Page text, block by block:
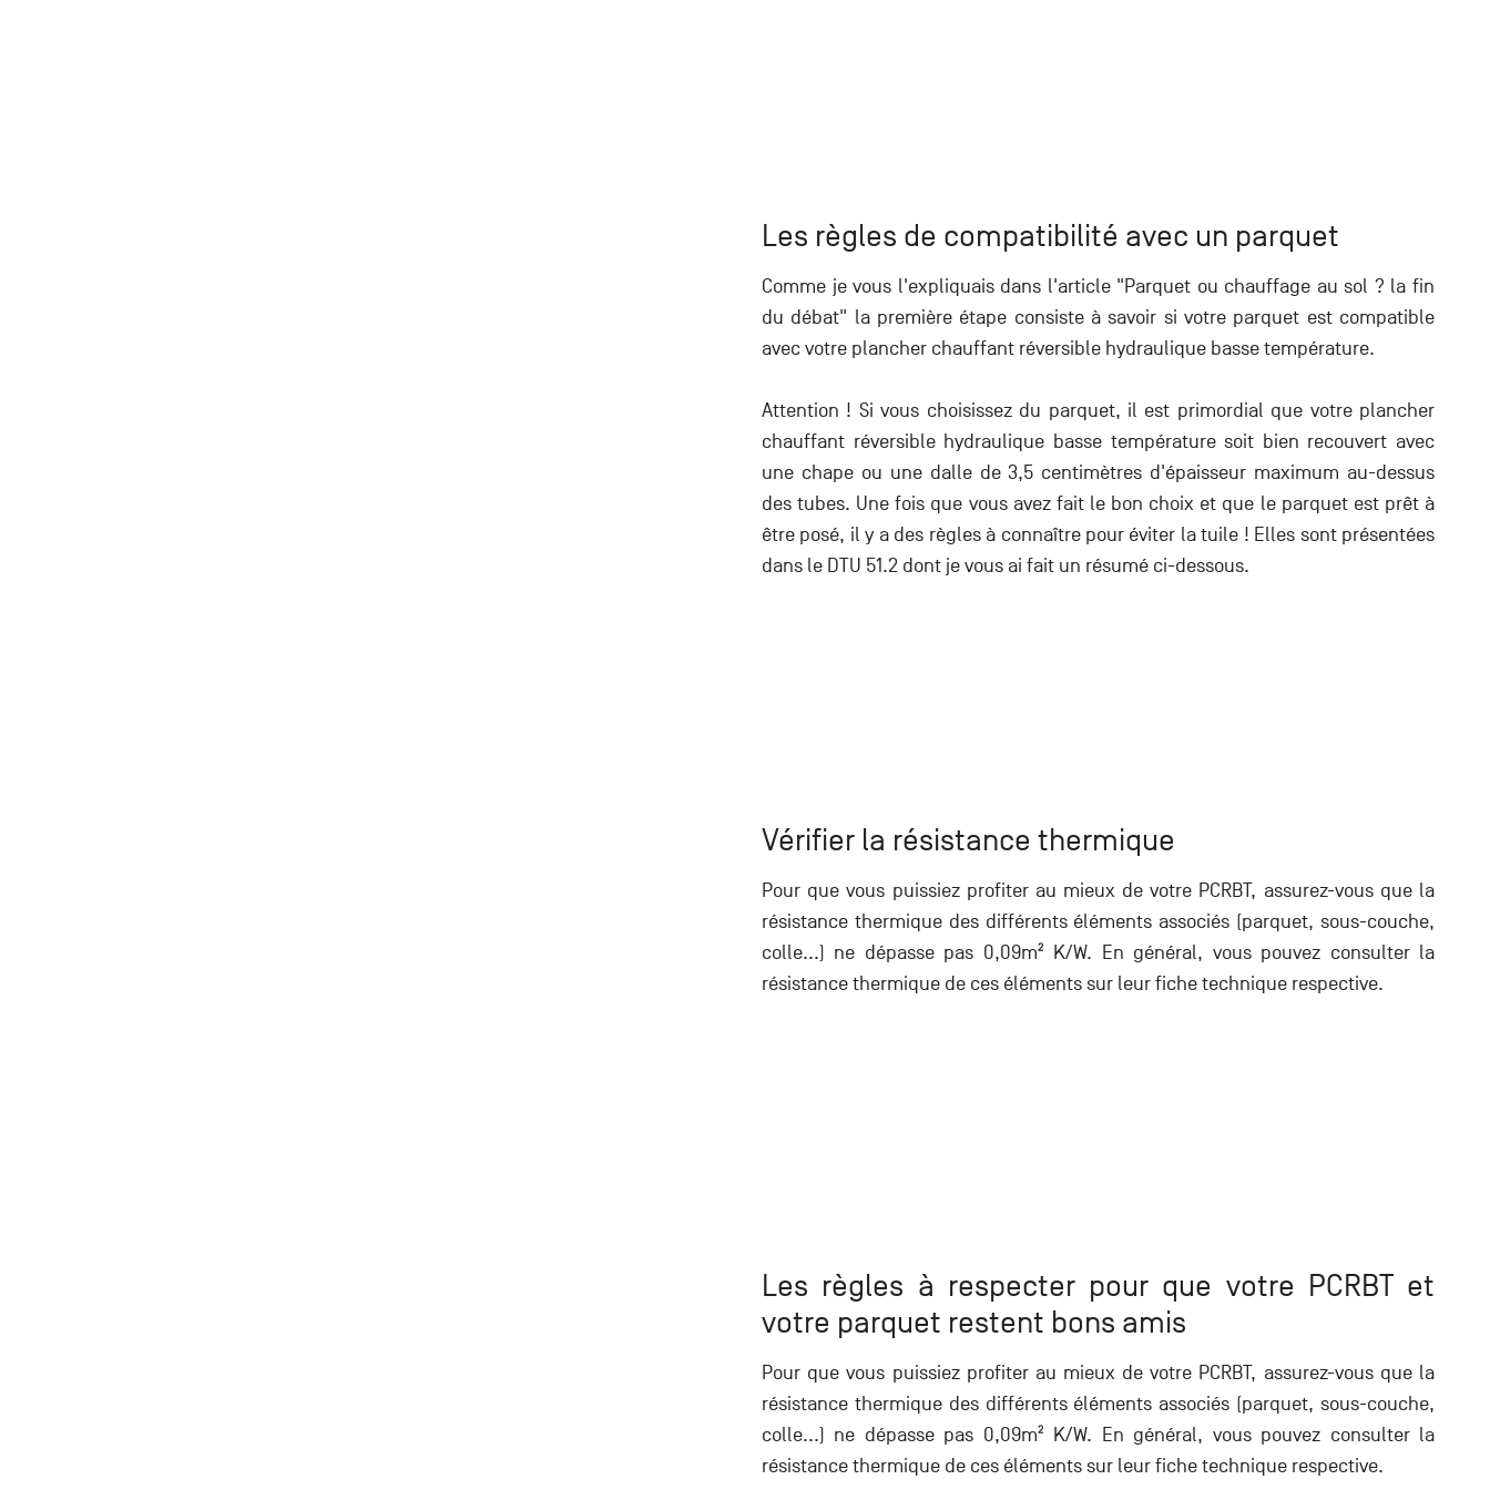
Les règles de compatibilité avec un parquet
Comme je vous l'expliquais dans l'article "Parquet ou chauffage au sol ? la fin
du débat" la première étape consiste à savoir si votre parquet est compatible
avec votre plancher chauffant réversible hydraulique basse température.
Attention ! Si vous choisissez du parquet, il est primordial que votre plancher
chauffant réversible hydraulique basse température soit bien recouvert avec
une chape ou une dalle de 3,5 centimètres d'épaisseur maximum au-dessus
des tubes. Une fois que vous avez fait le bon choix et que le parquet est prêt à
être posé, il y a des règles à connaître pour éviter la tuile ! Elles sont présentées
dans le DTU 51.2 dont je vous ai fait un résumé ci-dessous.
Vérifier la résistance thermique
Pour que vous puissiez profiter au mieux de votre PCRBT, assurez-vous que la
résistance thermique des différents éléments associés (parquet, sous-couche,
colle...) ne dépasse pas 0,09m² K/W. En général, vous pouvez consulter la
résistance thermique de ces éléments sur leur fiche technique respective.
Les règles à respecter pour que votre PCRBT et
votre parquet restent bons amis
Pour que vous puissiez profiter au mieux de votre PCRBT, assurez-vous que la
résistance thermique des différents éléments associés (parquet, sous-couche,
colle...) ne dépasse pas 0,09m² K/W. En général, vous pouvez consulter la
résistance thermique de ces éléments sur leur fiche technique respective.